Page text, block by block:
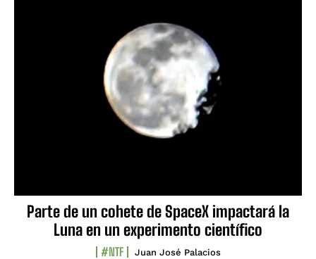
Parte de un cohete de SpaceX impactará la
Luna en un experimento científico
#NTF Juan José Palacios